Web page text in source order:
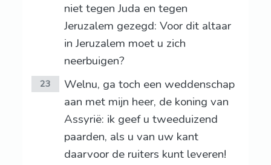
niet tegen Juda en tegen
Jeruzalem gezegd: Voor dit altaar
in Jeruzalem moet u zich
neerbuigen?
23
Welnu, ga toch een weddenschap
aan met mijn heer, de koning van
Assyrië: ik geef u tweeduizend
paarden, als u van uw kant
daarvoor de ruiters kunt leveren!